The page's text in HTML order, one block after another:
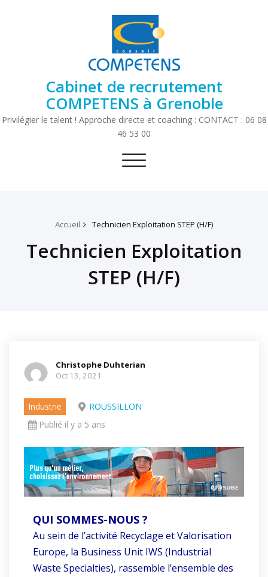
Cabinet de recrutement
COMPETENS à Grenoble
Privilégier le talent ! Approche directe et coaching : CONTACT : 06 08
46 53 00
Toggle
Accueil Technicien Exploitation STEP (H/F)
Technicien Exploitation
STEP (H/F)
Christophe Duhterian
Oct 13, 2021
Industrie
ROUSSILLON
Publié il y a 5 ans
QUI SOMMES-NOUS ?
Au sein de l’activité Recyclage et Valorisation
Europe, la Business Unit IWS (Industrial
Waste Specialties), rassemble l’ensemble des